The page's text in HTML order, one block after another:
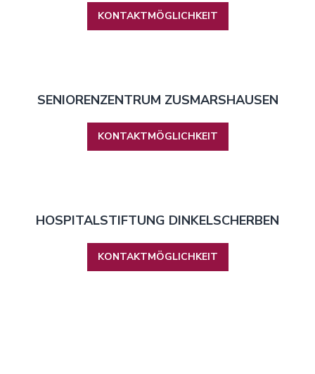
KONTAKTMÖGLICHKEIT
SENIORENZENTRUM ZUSMARSHAUSEN
KONTAKTMÖGLICHKEIT
HOSPITALSTIFTUNG DINKELSCHERBEN
KONTAKTMÖGLICHKEIT